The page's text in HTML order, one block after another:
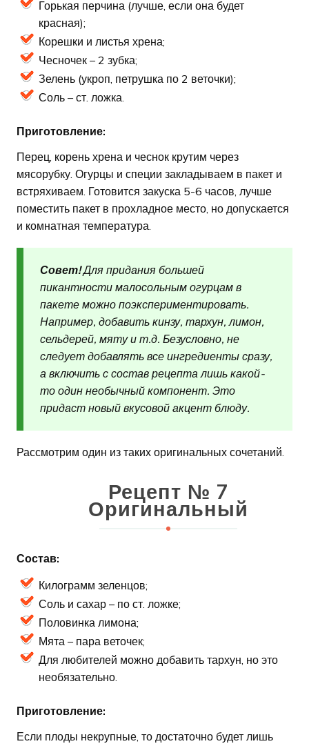
Горькая перчина (лучше, если она будет
красная);
Корешки и листья хрена;
Чесночек – 2 зубка;
Зелень (укроп, петрушка по 2 веточки);
Соль – ст. ложка.
Приготовление:
Перец, корень хрена и чеснок крутим через
мясорубку. Огурцы и специи закладываем в пакет и
встряхиваем. Готовится закуска 5-6 часов, лучше
поместить пакет в прохладное место, но допускается
и комнатная температура.
Совет!Для придания большей
пикантности малосольным огурцам в
пакете можно поэкспериментировать.
Например, добавить кинзу, тархун, лимон,
сельдерей, мяту и т.д. Безусловно, не
следует добавлять все ингредиенты сразу,
а включить с состав рецепта лишь какой-
то один необычный компонент. Это
придаст новый вкусовой акцент блюду.
Рассмотрим один из таких оригинальных сочетаний.
Рецепт № 7
Оригинальный
Состав:
Килограмм зеленцов;
Соль и сахар – по ст. ложке;
Половинка лимона;
Мята – пара веточек;
Для любителей можно добавить тархун, но это
необязательно.
Приготовление:
Если плоды некрупные, то достаточно будет лишь